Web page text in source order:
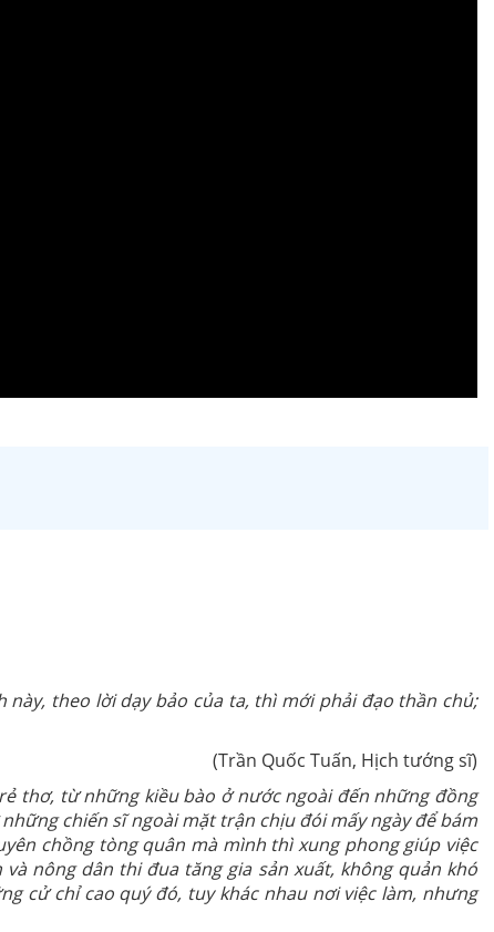
theo lời dạy bảo của ta, thì mới phải đạo thần chủ;
(Trần Quốc Tuấn, Hịch tướng sĩ)
thơ, từ những kiều bào ở nước ngoài đến những đồng
chiến sĩ ngoài mặt trận chịu đói mấy ngày để bám
chồng tòng quân mà mình thì xung phong giúp việc
nông dân thi đua tăng gia sản xuất, không quản khó
cử chỉ cao quý đó, tuy khác nhau nơi việc làm, nhưng